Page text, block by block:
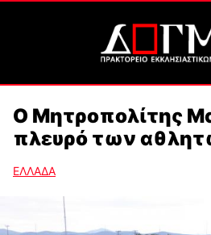
Ο Μητροπολίτης
πλευρό των
ΕΛΛΑΔΑ